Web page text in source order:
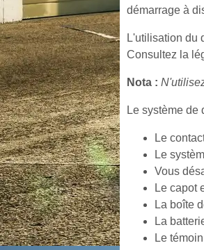
démarrage à
L'utilisation du
Consultez la
Nota :
Le système de
Le
Le
Vous
Le capot
La boîte
La
Le